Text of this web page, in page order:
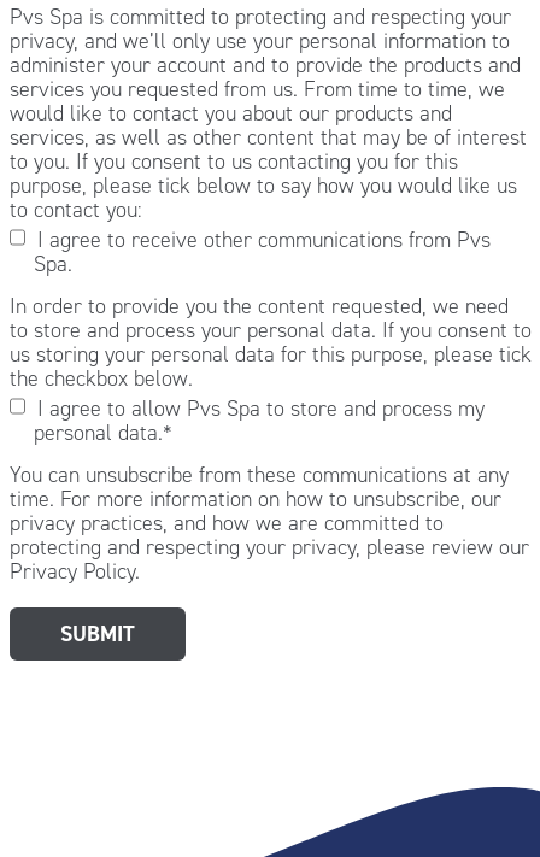
Pvs Spa is committed to protecting and respecting your
privacy, and we’ll only use your personal information to
administer your account and to provide the products and
services you requested from us. From time to time, we
would like to contact you about our products and
services, as well as other content that may be of interest
to you. If you consent to us contacting you for this
purpose, please tick below to say how you would like us
to contact you:
I agree to receive other communications from Pvs
Spa.
In order to provide you the content requested, we need
to store and process your personal data. If you consent to
us storing your personal data for this purpose, please tick
the checkbox below.
I agree to allow Pvs Spa to store and process my
personal data.*
You can unsubscribe from these communications at any
time. For more information on how to unsubscribe, our
privacy practices, and how we are committed to
protecting and respecting your privacy, please review our
Privacy Policy.